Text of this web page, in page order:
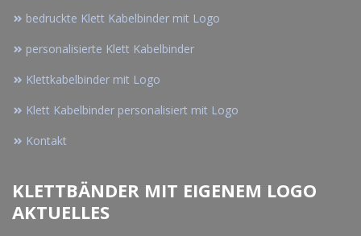
bedruckte Klett Kabelbinder mit Logo
personalisierte Klett Kabelbinder
Klettkabelbinder mit Logo
Klett Kabelbinder personalisiert mit Logo
Kontakt
KLETTBÄNDER MIT EIGENEM LOGO
AKTUELLES